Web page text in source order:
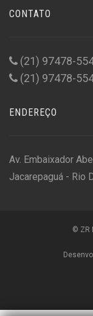
CONTATO
(21) 97478-
(21) 97478-
ENDEREÇO
Av. Embaixador
Jacarepaguá - Rio
© ZR